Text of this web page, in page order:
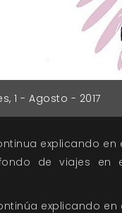
1 - Agosto - 2017
explicando
de viajes en
explicando